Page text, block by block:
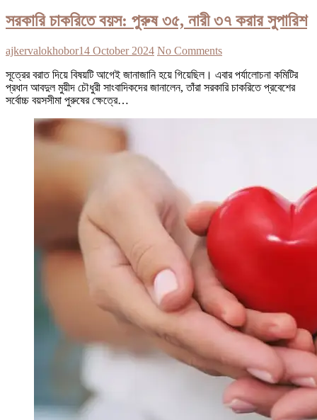
সরকারি চাকরিতে বয়স: পুরুষ ৩৫, নারী ৩৭ করার সুপারিশ
ajkervalokhobor14 October 2024 No Comments
সূত্রের বরাত দিয়ে বিষয়টি আগেই জানাজানি হয়ে গিয়েছিল। এবার পর্যালোচনা কমিটির
প্রধান আবদুল মুয়ীদ চৌধুরী সাংবাদিকদের জানালেন, তাঁরা সরকারি চাকরিতে প্রবেশের
সর্বোচ্চ বয়সসীমা পুরুষের ক্ষেত্রে…